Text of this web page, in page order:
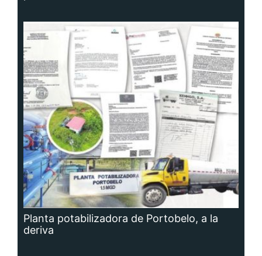
Planta potabilizadora de Portobelo, a la
deriva